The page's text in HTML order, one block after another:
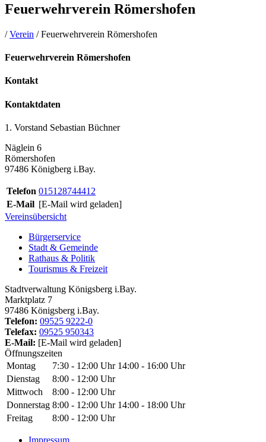
Feuerwehrverein Römershofen
/Verein /Feuerwehrverein Römershofen
Feuerwehrverein Römershofen
Kontakt
Kontaktdaten
1. Vorstand Sebastian Büchner
Näglein 6
Römershofen
97486 Königberg i.Bay.
Telefon 015128744412
E-Mail [E-Mail wird geladen]
Vereinsübersicht
Bürgerservice
Stadt & Gemeinde
Rathaus & Politik
Tourismus & Freizeit
Stadtverwaltung Königsberg i.Bay.
Marktplatz 7
97486 Königsberg i.Bay.
Telefon: 09525 9222-0
Telefax: 09525 950343
E-Mail: [E-Mail wird geladen]
Öffnungszeiten
Montag
7:30 - 12:00 Uhr 14:00 - 16:00 Uhr
Dienstag
8:00 - 12:00 Uhr
Mittwoch
8:00 - 12:00 Uhr
Donnerstag 8:00 - 12:00 Uhr 14:00 - 18:00 Uhr
Freitag
8:00 - 12:00 Uhr
Impressum